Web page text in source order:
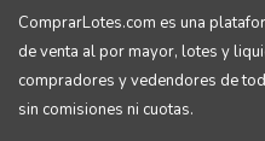
ComprarLotes.com es una
de venta al por mayor, lotes y
compradores y vedendores de
sin comisiones ni cuotas.